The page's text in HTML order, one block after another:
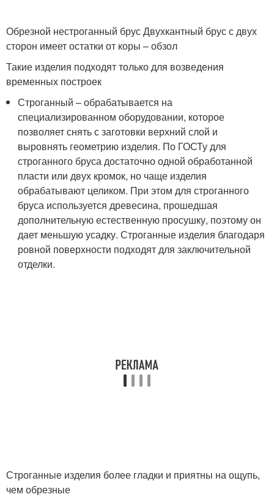
Обрезной нестроганный брус Двухкантный брус с двух
сторон имеет остатки от коры – обзол
Такие изделия подходят только для возведения
временных построек
Строганный – обрабатывается на
специализированном оборудовании, которое
позволяет снять с заготовки верхний слой и
выровнять геометрию изделия. По ГОСТу для
строганного бруса достаточно одной обработанной
пласти или двух кромок, но чаще изделия
обрабатывают целиком. При этом для строганного
бруса используется древесина, прошедшая
дополнительную естественную просушку, поэтому он
дает меньшую усадку. Строганные изделия благодаря
ровной поверхности подходят для заключительной
отделки.
Строганные изделия более гладки и приятны на ощупь,
чем обрезные